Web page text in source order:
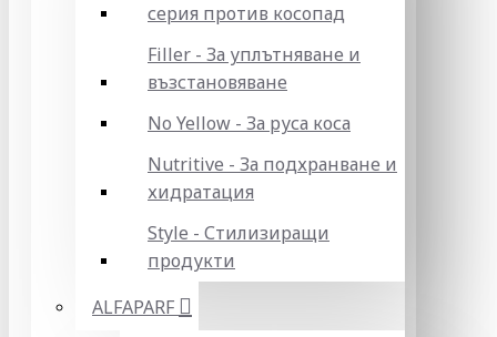
серия против косопад
Filler - За уплътняване и
възстановяване
No Yellow - За руса коса
Nutritive - За подхранване и
хидратация
Style - Стилизиращи
продукти
ALFAPARF